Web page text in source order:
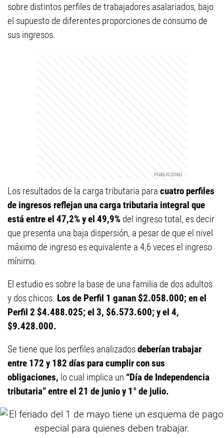
sobre distintos perfiles de trabajadores asalariados, bajo
el supuesto de diferentes proporciones de consumo de
sus ingresos.
Los resultados de la carga tributaria para cuatro perfiles
de ingresos reflejan una carga tributaria integral que
está entre el 47,2% y el 49,9% del ingreso total, es decir
que presenta una baja dispersión, a pesar de que el nivel
máximo de ingreso es equivalente a 4,6 veces el ingreso
mínimo.
El estudio es sobre la base de una familia de dos adultos
y dos chicos. Los de Perfil 1 ganan $2.058.000; en el
Perfil 2 $4.488.025; el 3, $6.573.600; y el 4,
$9.428.000.
Se tiene que los perfiles analizadosdeberían trabajar
entre 172 y 182 días para cumplir con sus
obligaciones, lo cual implica un “Día de Independencia
tributaria” entre el 21 de junio y 1° de julio.